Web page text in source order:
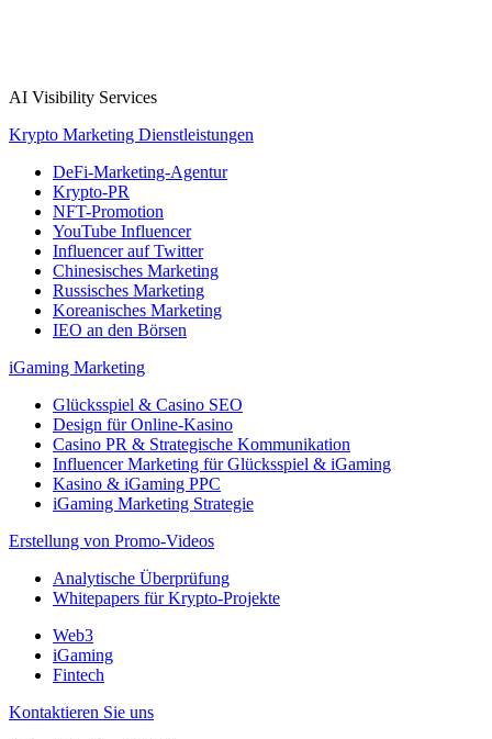
AI Visibility Services
Krypto Marketing Dienstleistungen
DeFi-Marketing-Agentur
Krypto-PR
NFT-Promotion
YouTube Influencer
Influencer auf Twitter
Chinesisches Marketing
Russisches Marketing
Koreanisches Marketing
IEO an den Börsen
iGaming Marketing
Glücksspiel & Casino SEO
Design für Online-Kasino
Casino PR & Strategische Kommunikation
Influencer Marketing für Glücksspiel & iGaming
Kasino & iGaming PPC
iGaming Marketing Strategie
Erstellung von Promo-Videos
Analytische Überprüfung
Whitepapers für Krypto-Projekte
Web3
iGaming
Fintech
Kontaktieren Sie uns